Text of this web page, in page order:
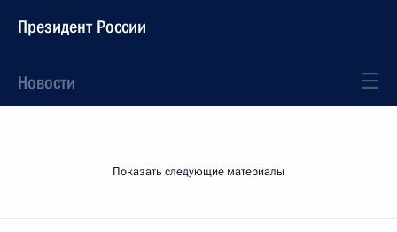
Президент России
Новости
Показать следующие материалы